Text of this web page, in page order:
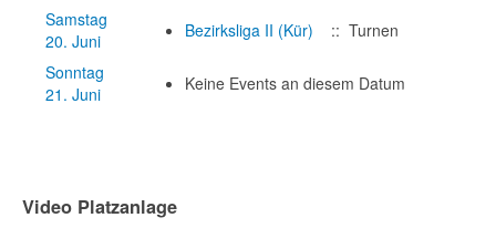
Samstag
20. Juni
Bezirksliga II (Kür)
:: Turnen
Sonntag
21. Juni
Keine Events an diesem Datum
Video Platzanlage